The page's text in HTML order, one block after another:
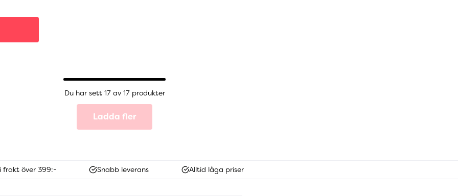
Du har sett 17 av 17 produkter
Ladda fler
frakt över 399:- Snabb leverans Alltid låga priser